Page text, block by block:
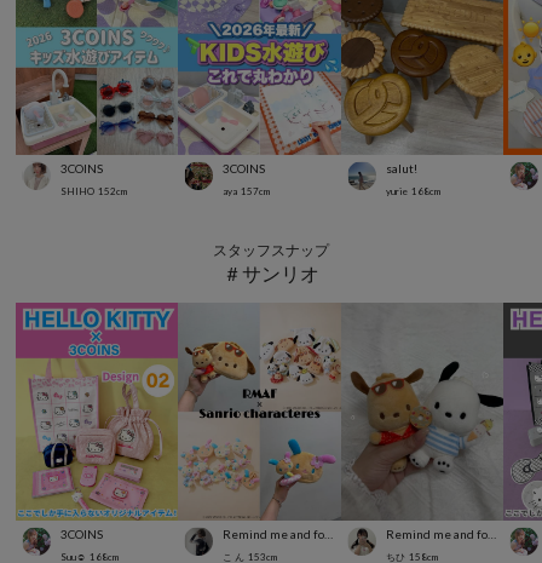
3COINS
SHIHO 152cm
3COINS
aya 157cm
salut!
yurie 168cm
スタッフスナップ
＃サンリオ
3COINS
Suu☺︎ 168cm こ ん 153cm
Remind me and forever
ちひ 158cm